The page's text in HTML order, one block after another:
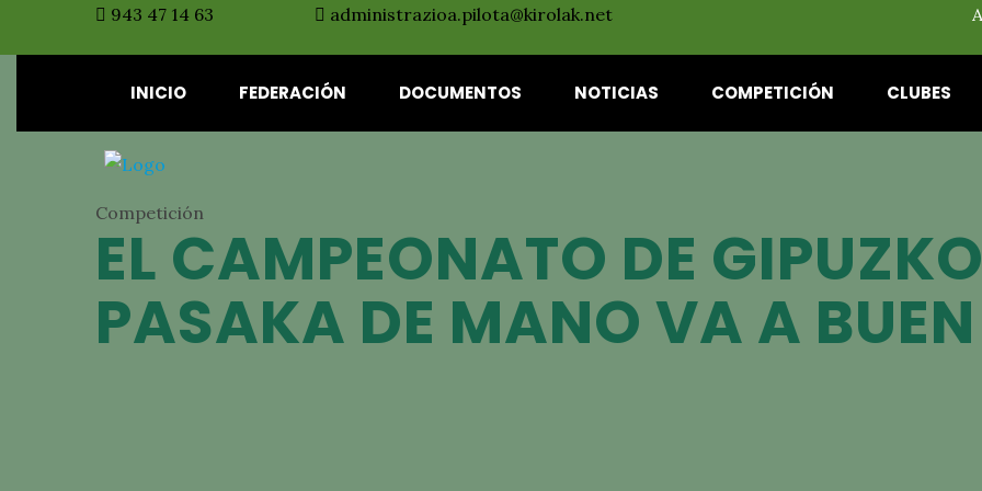
943 47 14 63 administrazioa.pilota@kirolak.net
INICIO FEDERACIÓN DOCUMENTOS NOTICIAS COMPETICIÓN CLUBES
Competición
EL CAMPEONATO DE
PASAKA DE MANO VA A